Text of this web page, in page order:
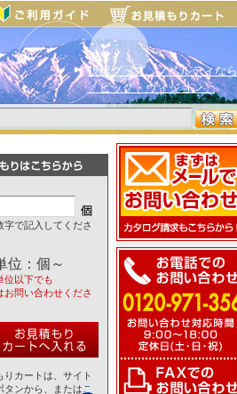
販促グッズ、ノベルティなら
「ビッグ・ヴィジョン」
で記入してくださ
位：個～
以下でも
問い合わせくださ
りカートは、サイト
タンから、または こ